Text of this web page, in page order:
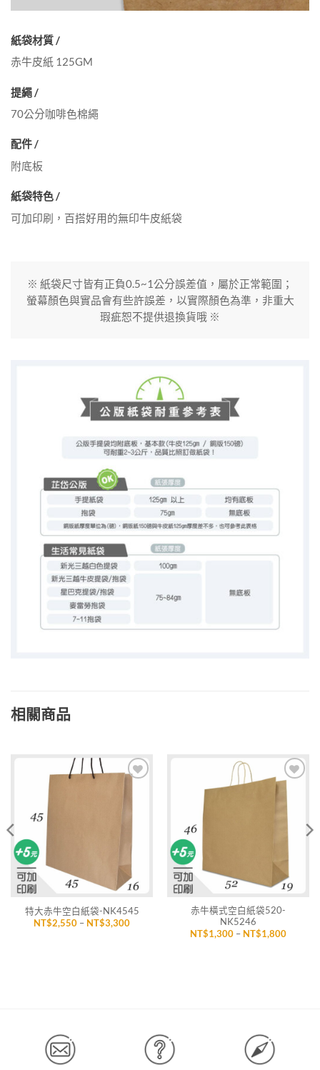
紙袋材質 /
赤牛皮紙 125GM
提繩 /
70公分咖啡色棉繩
配件 /
附底板
紙袋特色 /
可加印刷，百搭好用的無印牛皮紙袋
※ 紙袋尺寸皆有正負0.5~1公分誤差值，屬於正常範圍；
螢幕顏色與實品會有些許誤差，以實際顏色為準，非重大
瑕疵恕不提供退換貨哦 ※
相關商品
特大赤牛空白紙袋-NK4545
NT$2,550 – NT$3,300價
單」
赤牛橫式空白紙袋520-
NK5246
NT$1,300 – NT$1,800價